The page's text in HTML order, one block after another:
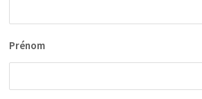
Prénom